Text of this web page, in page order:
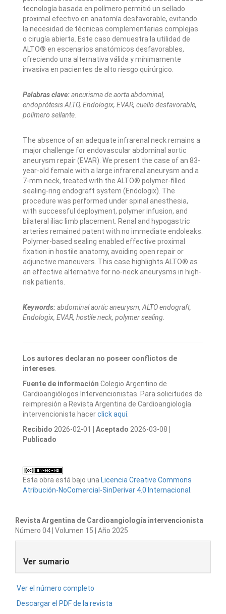
tecnología basada en polímero permitió un sellado
proximal efectivo en anatomía desfavorable, evitando
la necesidad de técnicas complementarias complejas
o cirugía abierta. Este caso demuestra la utilidad de
ALTO® en escenarios anatómicos desfavorables,
ofreciendo una alternativa válida y mínimamente
invasiva en pacientes de alto riesgo quirúrgico.
Palabras clave:aneurisma de aorta abdominal,
endoprótesis ALTO, Endologix, EVAR, cuello desfavorable,
polímero sellante.
The absence of an adequate infrarenal neck remains a
major challenge for endovascular abdominal aortic
aneurysm repair (EVAR). We present the case of an 83-
year-old female with a large infrarenal aneurysm and a
7-mm neck, treated with the ALTO® polymer-filled
sealing-ring endograft system (Endologix). The
procedure was performed under spinal anesthesia,
with successful deployment, polymer infusion, and
bilateral iliac limb placement. Renal and hypogastric
arteries remained patent with no immediate endoleaks.
Polymer-based sealing enabled effective proximal
fixation in hostile anatomy, avoiding open repair or
adjunctive maneuvers. This case highlights ALTO® as
an effective alternative for no-neck aneurysms in high-
risk patients.
Keywords:abdominal aortic aneurysm, ALTO endograft,
Endologix, EVAR, hostile neck, polymer sealing.
Los autores declaran no poseer conflictos de
intereses.
Fuente de información Colegio Argentino de
Cardioangiólogos Intervencionistas. Para solicitudes de
reimpresión a Revista Argentina de Cardioangiología
intervencionista hacerclick aquí.
Recibido 2026-02-01 | Aceptado 2026-03-08
Publicado
Esta obra está bajo una Licencia Creative Commons
Atribución-NoComercial-SinDerivar 4.0 Internacional .
Revista Argentina de Cardioangiología intervencionista
Número 04 | Volumen 15 | Año 2025
Ver sumario
Ver el número completo
Descargar el PDF de la revista